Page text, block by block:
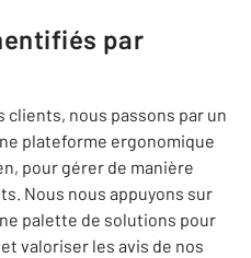
par
clients, nous passons par un
plateforme ergonomique
pour gérer de manière
Nous nous appuyons sur
palette de solutions pour
valoriser les avis de nos